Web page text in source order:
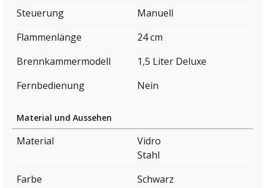
Steuerung
Manuell
Flammenlänge
24 cm
Brennkammermodell
1,5 Liter Deluxe
Fernbedienung
Nein
Material und Aussehen
Material
Vidro
Stahl
Farbe
Schwarz